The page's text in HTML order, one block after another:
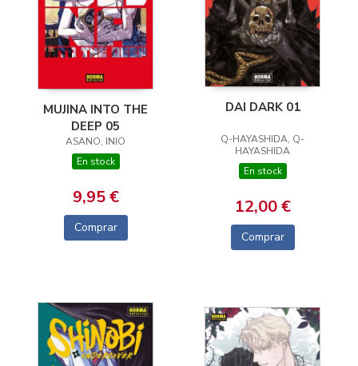
MUJINA INTO THE
DEEP 05
ASANO, INIO
En stock
9,95 €
Comprar
DAI DARK 01
Q-HAYASHIDA, Q-
HAYASHIDA
En stock
12,00 €
Comprar